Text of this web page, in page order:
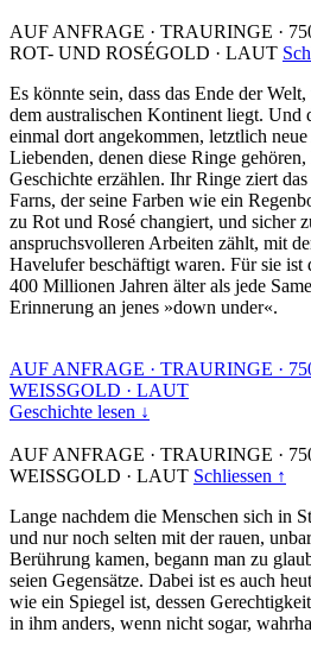
AUF ANFRAGE · TRAURINGE ·
ROT- UND ROSÉGOLD · LAUT
Es könnte sein, dass das Ende der
dem australischen Kontinent liegt. Und
einmal dort angekommen, letztlich
Liebenden, denen diese Ringe
Geschichte erzählen. Ihr Ringe ziert
Farns, der seine Farben wie ein
zu Rot und Rosé changiert, und sicher
anspruchsvolleren Arbeiten zählt, mit
Havelufer beschäftigt waren. Für sie ist
400 Millionen Jahren älter als jede
Erinnerung an jenes »down under«.
AUF ANFRAGE · TRAURINGE ·
WEISSGOLD · LAUT
Geschichte lesen ↓
AUF ANFRAGE · TRAURINGE ·
WEISSGOLD · LAUT Schliessen ↑
Lange nachdem die Menschen sich in
und nur noch selten mit der rauen,
Berührung kamen, begann man zu
seien Gegensätze. Dabei ist es auch
wie ein Spiegel ist, dessen
in ihm anders, wenn nicht sogar,